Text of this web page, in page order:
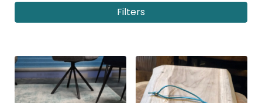
Sanitair
Blog
Hulp & Contact
Filters
Accessoires
Interieur meubels